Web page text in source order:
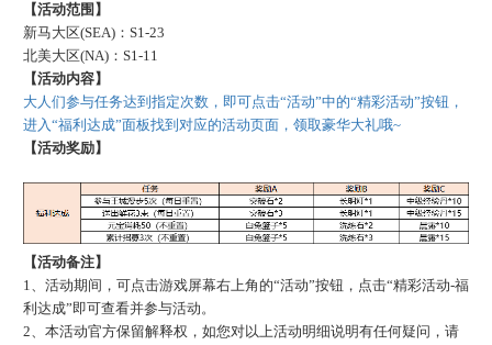
【活动范围】
新马大区(SEA)：S1-23
北美大区(NA)：S1-11
【活动内容】
大人们参与任务达到指定次数，即可点击“活动”中的“精彩活动”按钮，
进入“福利达成”面板找到对应的活动页面，领取豪华大礼哦~
【活动奖励】
【活动备注】
1、活动期间，可点击游戏屏幕右上角的“活动”按钮，点击“精彩活动-福
利达成”即可查看并参与活动。
2、本活动官方保留解释权，如您对以上活动明细说明有任何疑问，请